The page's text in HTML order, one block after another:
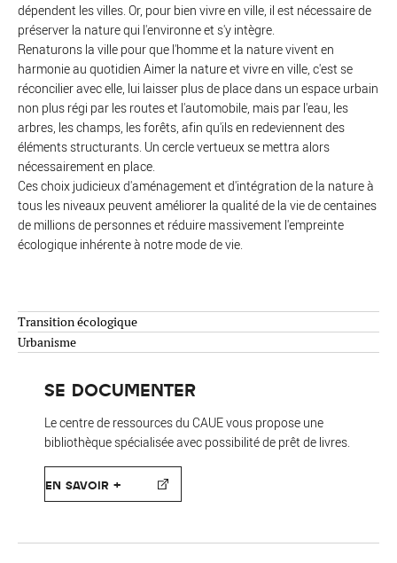
Transition écologique
Urbanisme
SE DOCUMENTER
Le centre de ressources du CAUE vous propose une
bibliothèque spécialisée avec possibilité de prêt de livres.
EN SAVOIR +
dépendent les villes. Or, pour bien vivre en ville, il est nécessaire de
préserver la nature qui l'environne et s'y intègre.
Renaturons la ville pour que l'homme et la nature vivent en
harmonie au quotidien Aimer la nature et vivre en ville, c'est se
réconcilier avec elle, lui laisser plus de place dans un espace urbain
non plus régi par les routes et l'automobile, mais par l'eau, les
arbres, les champs, les forêts, afin qu'ils en redeviennent des
éléments structurants. Un cercle vertueux se mettra alors
nécessairement en place.
Ces choix judicieux d'aménagement et d'intégration de la nature à
tous les niveaux peuvent améliorer la qualité de la vie de centaines
de millions de personnes et réduire massivement l'empreinte
écologique inhérente à notre mode de vie.